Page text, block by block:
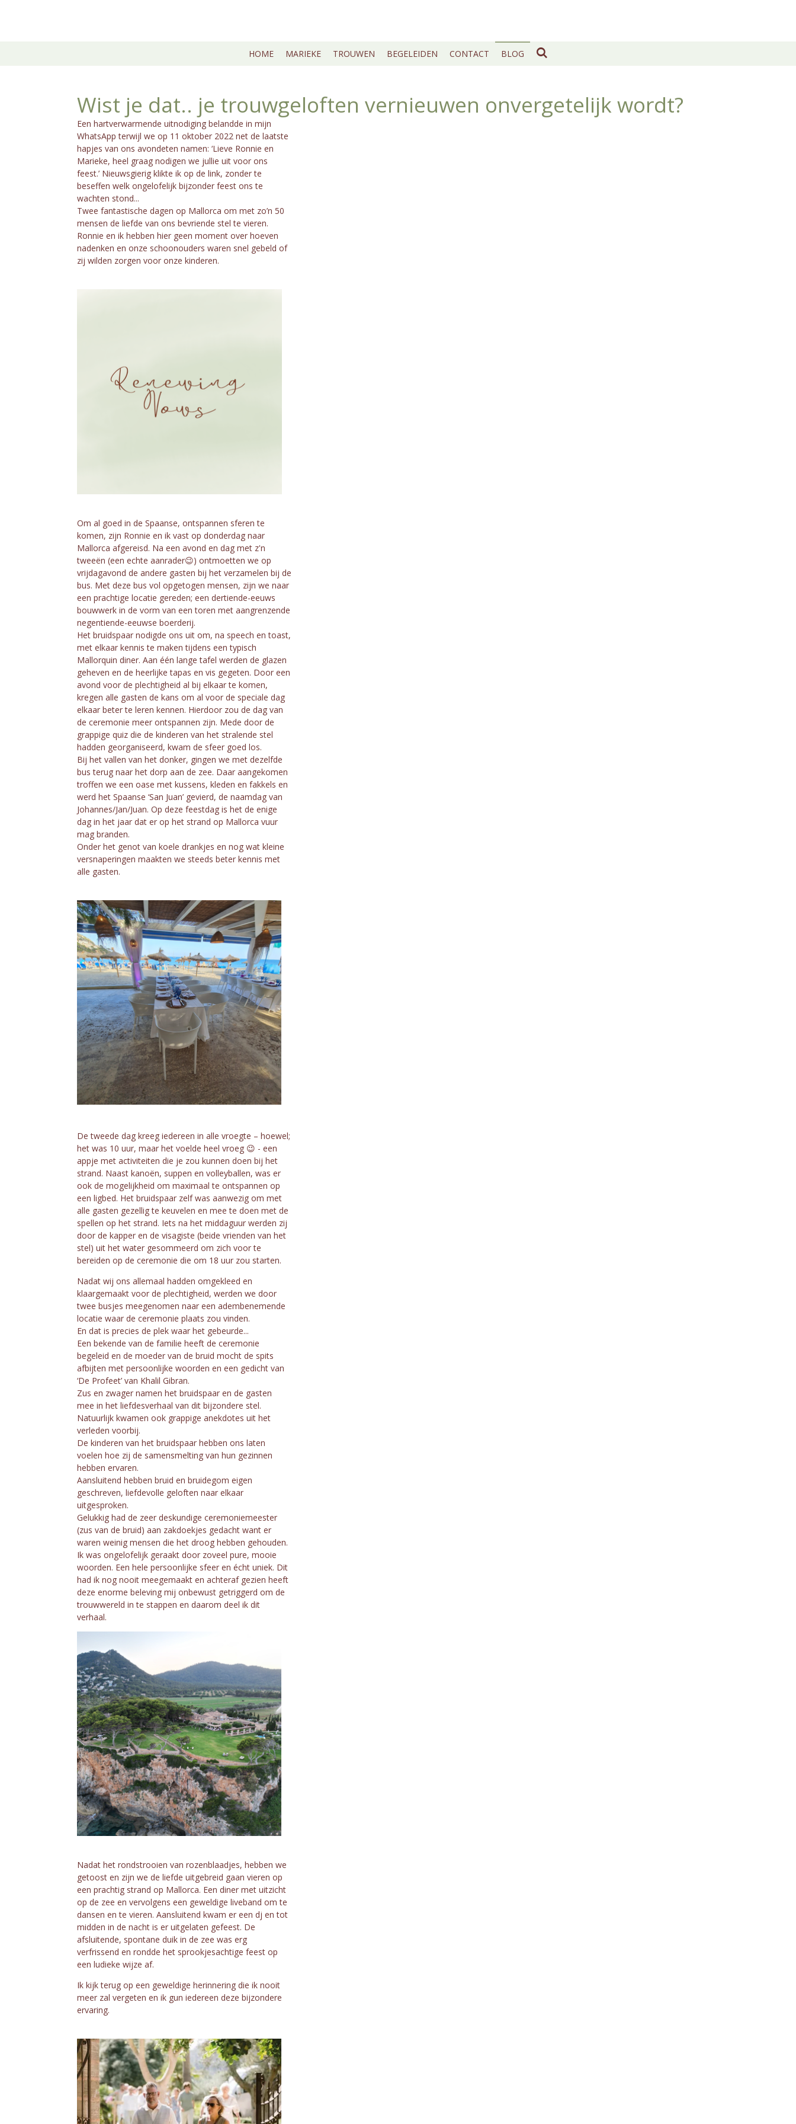
HOME MARIEKE TROUWEN BEGELEIDEN CONTACT BLOG
Wist je dat.. je trouwgeloften vernieuwen onvergetelijk wordt?
Een hartverwarmende uitnodiging belandde in mijn
WhatsApp terwijl we op 11 oktober 2022 net de laatste
hapjes van ons avondeten namen: ‘Lieve Ronnie en
Marieke, heel graag nodigen we jullie uit voor ons
feest.’ Nieuwsgierig klikte ik op de link, zonder te
beseffen welk ongelofelijk bijzonder feest ons te
wachten stond...
Twee fantastische dagen op Mallorca om met zo’n 50
mensen de liefde van ons bevriende stel te vieren.
Ronnie en ik hebben hier geen moment over hoeven
nadenken en onze schoonouders waren snel gebeld of
zij wilden zorgen voor onze kinderen.
Om al goed in de Spaanse, ontspannen sferen te
komen, zijn Ronnie en ik vast op donderdag naar
Mallorca afgereisd. Na een avond en dag met z'n
tweeën (een echte aanrader😉) ontmoetten we op
vrijdagavond de andere gasten bij het verzamelen bij de
bus. Met deze bus vol opgetogen mensen, zijn we naar
een prachtige locatie gereden; een dertiende-eeuws
bouwwerk in de vorm van een toren met aangrenzende
negentiende-eeuwse boerderij.
Het bruidspaar nodigde ons uit om, na speech en toast,
met elkaar kennis te maken tijdens een typisch
Mallorquin diner. Aan één lange tafel werden de glazen
geheven en de heerlijke tapas en vis gegeten. Door een
avond voor de plechtigheid al bij elkaar te komen,
kregen alle gasten de kans om al voor de speciale dag
elkaar beter te leren kennen. Hierdoor zou de dag van
de ceremonie meer ontspannen zijn. Mede door de
grappige quiz die de kinderen van het stralende stel
hadden georganiseerd, kwam de sfeer goed los.
Bij het vallen van het donker, gingen we met dezelfde
bus terug naar het dorp aan de zee. Daar aangekomen
troffen we een oase met kussens, kleden en fakkels en
werd het Spaanse ‘San Juan’ gevierd, de naamdag van
Johannes/Jan/Juan. Op deze feestdag is het de enige
dag in het jaar dat er op het strand op Mallorca vuur
mag branden.
Onder het genot van koele drankjes en nog wat kleine
versnaperingen maakten we steeds beter kennis met
alle gasten.
De tweede dag kreeg iedereen in alle vroegte – hoewel;
het was 10 uur, maar het voelde heel vroeg 😉 - een
appje met activiteiten die je zou kunnen doen bij het
strand. Naast kanoën, suppen en volleyballen, was er
ook de mogelijkheid om maximaal te ontspannen op
een ligbed. Het bruidspaar zelf was aanwezig om met
alle gasten gezellig te keuvelen en mee te doen met de
spellen op het strand. Iets na het middaguur werden zij
door de kapper en de visagiste (beide vrienden van het
stel) uit het water gesommeerd om zich voor te
bereiden op de ceremonie die om 18 uur zou starten.
Nadat wij ons allemaal hadden omgekleed en
klaargemaakt voor de plechtigheid, werden we door
twee busjes meegenomen naar een adembenemende
locatie waar de ceremonie plaats zou vinden.
En dat is precies de plek waar het gebeurde...
Een bekende van de familie heeft de ceremonie
begeleid en de moeder van de bruid mocht de spits
afbijten met persoonlijke woorden en een gedicht van
‘De Profeet’ van Khalil Gibran.
Zus en zwager namen het bruidspaar en de gasten
mee in het liefdesverhaal van dit bijzondere stel.
Natuurlijk kwamen ook grappige anekdotes uit het
verleden voorbij.
De kinderen van het bruidspaar hebben ons laten
voelen hoe zij de samensmelting van hun gezinnen
hebben ervaren.
Aansluitend hebben bruid en bruidegom eigen
geschreven, liefdevolle geloften naar elkaar
uitgesproken.
Gelukkig had de zeer deskundige ceremoniemeester
(zus van de bruid) aan zakdoekjes gedacht want er
waren weinig mensen die het droog hebben gehouden.
Ik was ongelofelijk geraakt door zoveel pure, mooie
woorden. Een hele persoonlijke sfeer en écht uniek. Dit
had ik nog nooit meegemaakt en achteraf gezien heeft
deze enorme beleving mij onbewust getriggerd om de
trouwwereld in te stappen en daarom deel ik dit
verhaal.
Nadat het rondstrooien van rozenblaadjes, hebben we
getoost en zijn we de liefde uitgebreid gaan vieren op
een prachtig strand op Mallorca. Een diner met uitzicht
op de zee en vervolgens een geweldige liveband om te
dansen en te vieren. Aansluitend kwam er een dj en tot
midden in de nacht is er uitgelaten gefeest. De
afsluitende, spontane duik in de zee was erg
verfrissend en rondde het sprookjesachtige feest op
een ludieke wijze af.
Ik kijk terug op een geweldige herinnering die ik nooit
meer zal vergeten en ik gun iedereen deze bijzondere
ervaring.